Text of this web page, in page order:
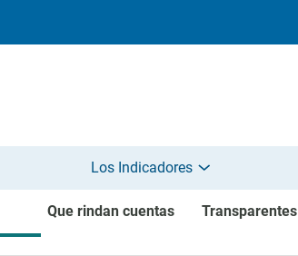
Los Indicadores
Que rindan cuentas Transparentes